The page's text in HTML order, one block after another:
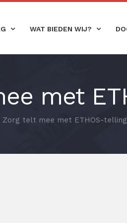
WAT BIEDEN WIJ?
met
Zorg telt mee met ETHOS-telling